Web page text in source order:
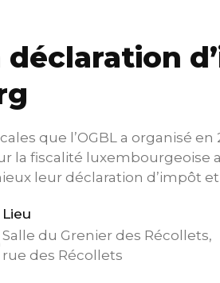
déclaration
que l’OGBL a organisé en
la fiscalité luxembourgeoise
leur déclaration d’impôt
Lieu
Salle du Grenier des Récollets,
rue des Récollets